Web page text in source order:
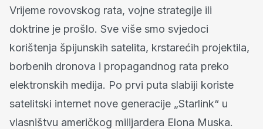
Vrijeme rovovskog rata, vojne strategije ili
doktrine je prošlo. Sve više smo svjedoci
korištenja špijunskih satelita, krstarećih projektila,
borbenih dronova i propagandnog rata preko
elektronskih medija. Po prvi puta slabiji koriste
satelitski internet nove generacije „Starlink“ u
vlasništvu američkog milijardera Elona Muska.